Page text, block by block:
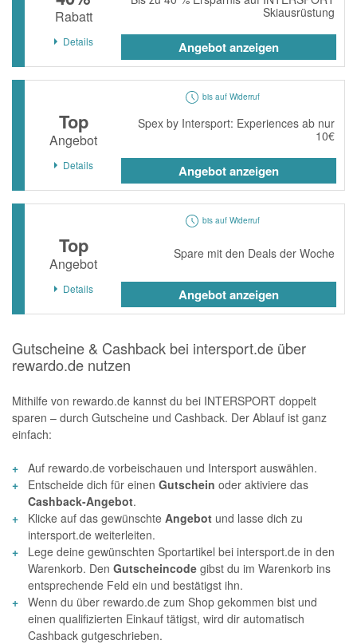
Rabatt
Skiausrüstung
Details Angebot anzeigen
bis auf Widerruf
Top
Angebot
Spex by Intersport: Experiences ab nur
10€
Details Angebot anzeigen
bis auf Widerruf
Top
Angebot
Spare mit den Deals der Woche
Details Angebot anzeigen
Gutscheine & Cashback bei intersport.de über
rewardo.de nutzen
Mithilfe von rewardo.de kannst du bei INTERSPORT doppelt
sparen – durch Gutscheine und Cashback. Der Ablauf ist ganz
einfach:
Auf rewardo.de vorbeischauen und Intersport auswählen.
Entscheide dich für einen Gutschein oder aktiviere das
Cashback-Angebot.
Klicke auf das gewünschte Angebot und lasse dich zu
intersport.de weiterleiten.
Lege deine gewünschten Sportartikel bei intersport.de in den
Warenkorb. Den Gutscheincode gibst du im Warenkorb ins
entsprechende Feld ein und bestätigst ihn.
Wenn du über rewardo.de zum Shop gekommen bist und
einen qualifizierten Einkauf tätigst, wird dir automatisch
Cashback gutgeschrieben.